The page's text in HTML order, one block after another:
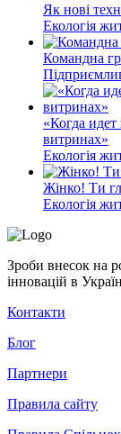
Як нові
Екологія
Командна
«Когда
витринах»
Екологія
Жінко! Ти
Екологія
Зроби внесок на
інновацій в
Контакти
Блог
Партнери
Правила сайту